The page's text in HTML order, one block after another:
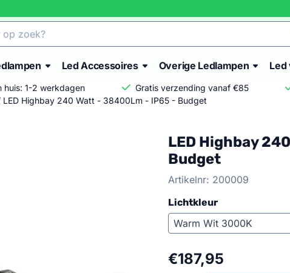
Led Accessoires Overige Ledlampen Led
huis: 1-2 werkdagen Gratis verzending vanaf €85
LED Highbay 240 Watt - 38400Lm - IP65 - Budget
LED Highbay
Budget
Artikelnr: 200009
Lichtkleur
€187,95